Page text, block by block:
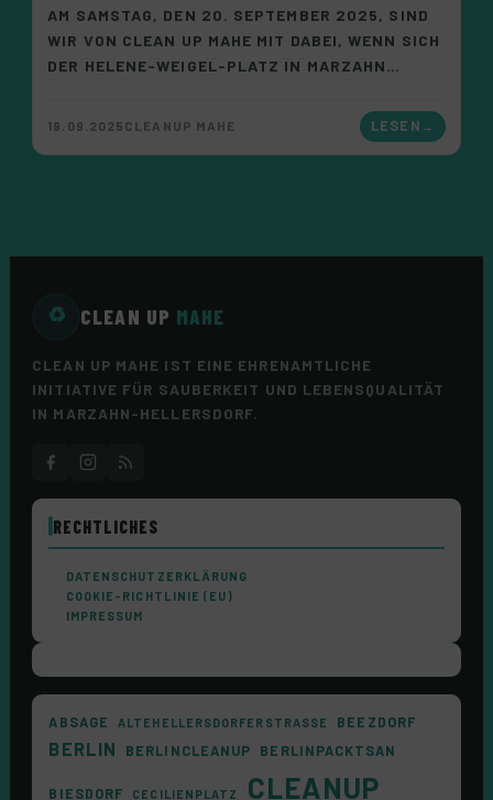
AM SAMSTAG, DEN 20. SEPTEMBER 2025, SIND
WIR VON CLEAN UP MAHE MIT DABEI, WENN SICH
DER HELENE-WEIGEL-PLATZ IN MARZAHN…
19.09.2025 CLEANUP MAHE LESEN
♻ CLEAN UP MAHE
CLEAN UP MAHE IST EINE EHRENAMTLICHE
INITIATIVE FÜR SAUBERKEIT UND LEBENSQUALITÄT
IN MARZAHN-HELLERSDORF.
RECHTLICHES
DATENSCHUTZERKLÄRUNG
COOKIE-RICHTLINIE (EU)
IMPRESSUM
ABSAGE ALTEHELLERSDORFERSTRASSE BEEZDORF
BERLIN BERLINCLEANUP BERLINPACKTSAN
BIESDORF CECILIENPLATZ CLEANUP